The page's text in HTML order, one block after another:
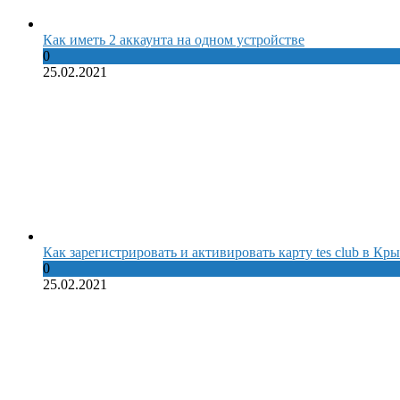
Как иметь 2 аккаунта на одном устройстве
0
25.02.2021
Как зарегистрировать и активировать карту tes club в
0
25.02.2021